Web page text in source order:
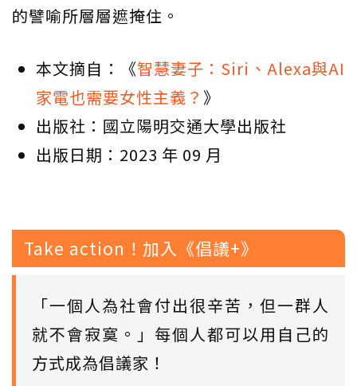
的譬喻所層層遮掩住。
本文摘自：《智慧妻子：Siri、Alexa與AI
家電也需要女性主義？ 》
出版社：國立陽明交通大學出版社
出版日期：2023 年 09 月
Take action！加入《倡議+》
「一個人為社會付出很辛苦，但一群人
就不會寂寞。」每個人都可以用自己的
方式成為倡議家！